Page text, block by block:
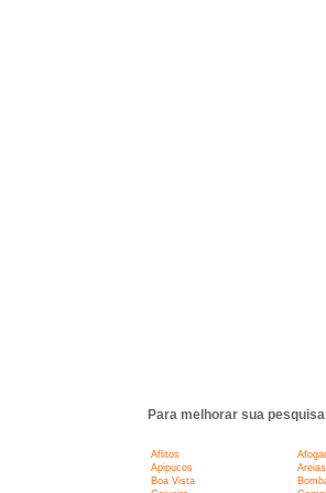
Para melhorar sua
Aflitos
Apipucos
Areias
Boa Vista